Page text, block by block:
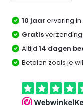
10 jaar ervaring
Gratis
Altijd14 dagen
Betalen zoals je